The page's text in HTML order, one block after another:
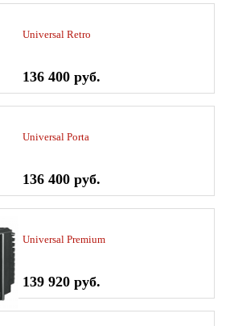
Universal Retro
136 400 руб.
Universal Porta
136 400 руб.
Universal Premium
139 920 руб.